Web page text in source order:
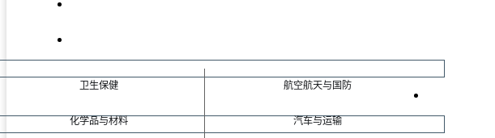
卫生保健
化学品与材料
航空航天与国防
汽车与运输